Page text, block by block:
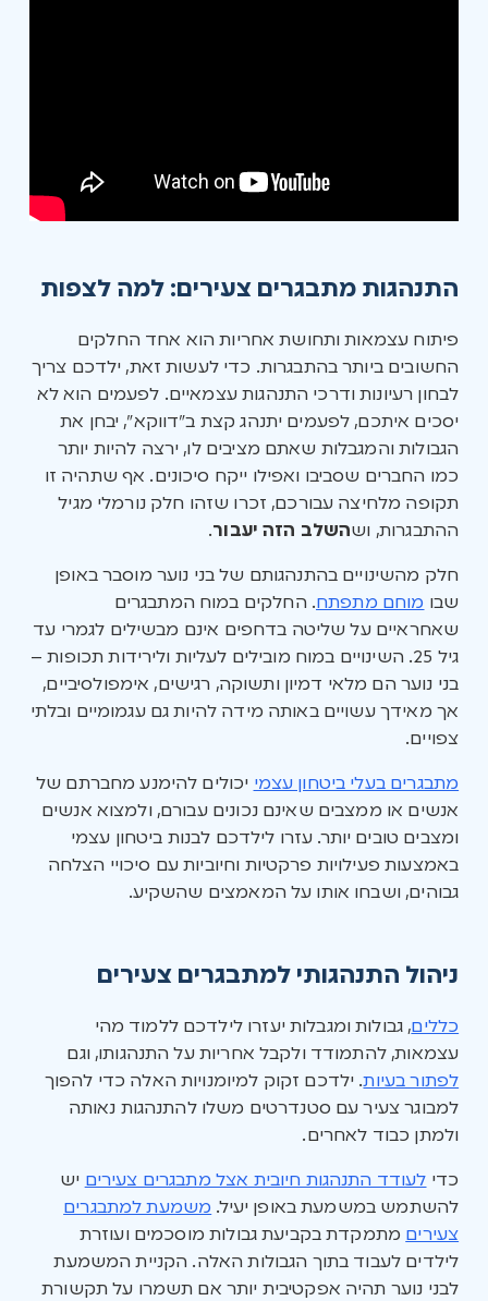
התנהגות מתבגרים צעירים: למה לצפות
פיתוח עצמאות ותחושת אחריות הוא אחד החלקים
החשובים ביותר בהתבגרות. כדי לעשות זאת, ילדכם צריך
לבחון רעיונות ודרכי התנהגות עצמאיים. לפעמים הוא לא
יסכים איתכם, לפעמים יתנהג קצת ב”דווקא”, יבחן את
הגבולות והמגבלות שאתם מציבים לו, ירצה להיות יותר
כמו החברים שסביבו ואפילו ייקח סיכונים. אף שתהיה זו
תקופה מלחיצה עבורכם, זכרו שזהו חלק נורמלי מגיל
ההתבגרות, ושהשלב הזה יעבור.
חלק מהשינויים בהתנהגותם של בני נוער מוסבר באופן
שבו מוחם מתפתח. החלקים במוח המתבגרים
שאחראיים על שליטה בדחפים אינם מבשילים לגמרי עד
גיל 25. השינויים במוח מובילים לעליות ולירידות תכופות –
בני נוער הם מלאי דמיון ותשוקה, רגישים, אימפולסיביים,
אך מאידך עשויים באותה מידה להיות גם עגמומיים ובלתי
צפויים.
מתבגרים בעלי ביטחון עצמי יכולים להימנע מחברתם של
אנשים או ממצבים שאינם נכונים עבורם, ולמצוא אנשים
ומצבים טובים יותר. עזרו לילדכם לבנות ביטחון עצמי
באמצעות פעילויות פרקטיות וחיוביות עם סיכויי הצלחה
גבוהים, ושבחו אותו על המאמצים שהשקיע.
ניהול התנהגותי למתבגרים צעירים
כללים, גבולות ומגבלות יעזרו לילדכם ללמוד מהי
עצמאות, להתמודד ולקבל אחריות על התנהגותו, וגם
לפתור בעיות. ילדכם זקוק למיומנויות האלה כדי להפוך
למבוגר צעיר עם סטנדרטים משלו להתנהגות נאותה
ולמתן כבוד לאחרים.
כדי לעודד התנהגות חיובית אצל מתבגרים צעירים יש
להשתמש במשמעת באופן יעיל. משמעת למתבגרים
צעירים מתמקדת בקביעת גבולות מוסכמים ועוזרת
לילדים לעבוד בתוך הגבולות האלה. הקניית המשמעת
לבני נוער תהיה אפקטיבית יותר אם תשמרו על תקשורת